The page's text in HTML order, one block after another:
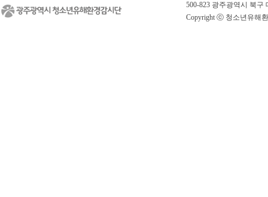
500-823 광주광역시 북구
Copyright ⓒ 청소년유해